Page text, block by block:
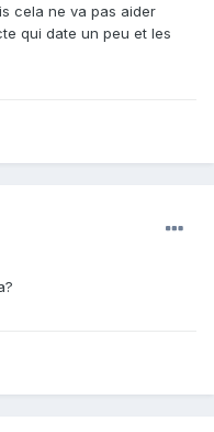
cela ne va pas aider
qui date un peu et les